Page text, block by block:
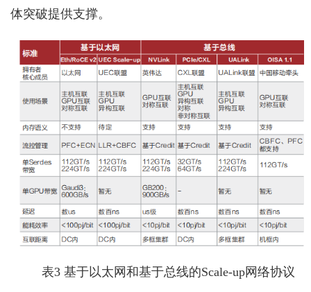
体突破提供支撑。
表3 基于以太网和基于总线的Scale-up网络协议